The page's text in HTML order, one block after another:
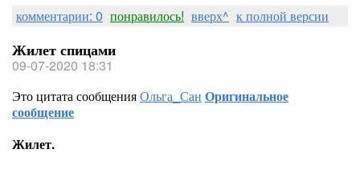
комментарии: 0 понравилось! вверх^ к полной версии
Жилет спицами
09-07-2020 18:31
Это цитата сообщенияОльга_Сан Оригинальное
сообщение
Жилет.